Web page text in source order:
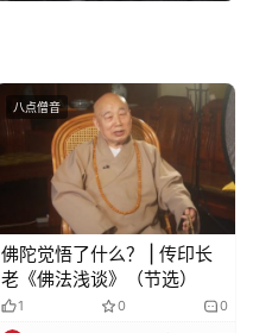
八点僧音
佛陀觉悟了什么？ | 传印长
老《佛法浅谈》（节选）
1 0 0